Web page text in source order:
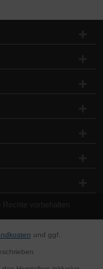
vorbehalten
und ggf.